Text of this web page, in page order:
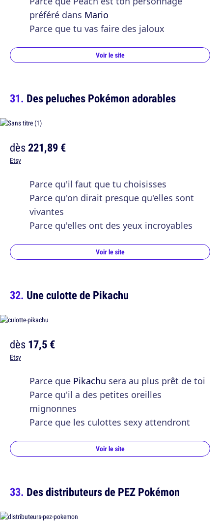
préféré dans Mario
Parce que tu vas faire des jaloux
Voir le site
Des peluches Pokémon adorables
dès221,89 €
Etsy
Parce qu'il faut que tu choisisses
Parce qu'on dirait presque qu'elles sont
vivantes
Parce qu'elles ont des yeux incroyables
Voir le site
Une culotte de Pikachu
dès17,5 €
Etsy
Parce que Pikachu sera au plus prêt de toi
Parce qu'il a des petites oreilles
mignonnes
Parce que les culottes sexy attendront
Voir le site
Des distributeurs de PEZ Pokémon